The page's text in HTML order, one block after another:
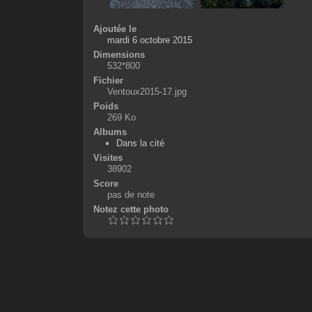
Ajoutée le
mardi 6 octobre 2015
Dimensions
532*800
Fichier
Ventoux2015-17.jpg
Poids
269 Ko
Albums
Dans la cité
Visites
38902
Score
pas de note
Notez cette photo